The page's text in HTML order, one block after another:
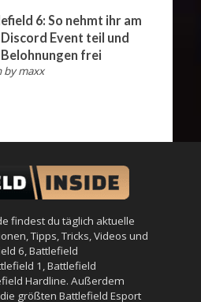
6: So nehmt ihr am
Event teil und
frei
bymaxx
findest du täglich aktuelle
Tipps, Tricks, Videos und
6,Battlefield
1 ,Battlefield
Hardline. Außerdem
größten Battlefield Esport